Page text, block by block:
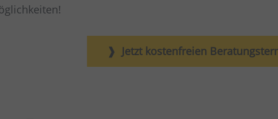
Jetzt kostenfreien